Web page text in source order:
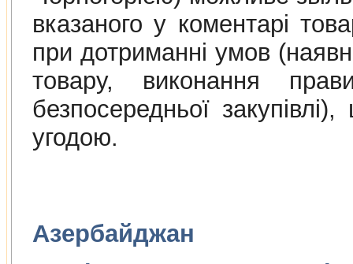
вказаного у коментарі
при дотриманні умов
товару, виконання
безпосередньої
угодою.
Азербайджан